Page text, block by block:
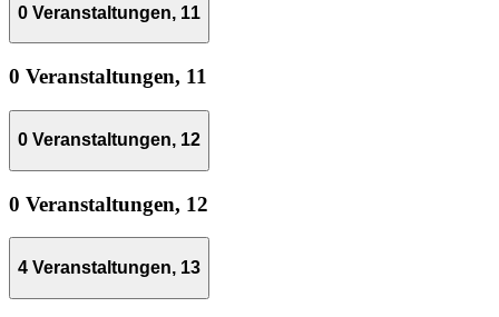
0 Veranstaltungen, 11
0 Veranstaltungen, 11
0 Veranstaltungen, 12
0 Veranstaltungen, 12
4 Veranstaltungen, 13